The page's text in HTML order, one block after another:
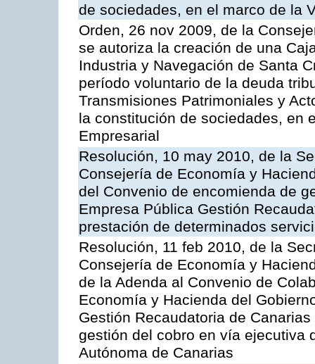
de sociedades, en el marco de la
Orden, 26 nov 2009, de la
se autoriza la creación de una
Industria y Navegación de Santa
período voluntario de la deuda
Transmisiones Patrimoniales y
la constitución de sociedades, en
Empresarial
Resolución, 10 may 2010, de la
Consejería de Economía y
del Convenio de encomienda de
Empresa Pública Gestión
prestación de determinados
Resolución, 11 feb 2010, de la
Consejería de Economía y
de la Adenda al Convenio de
Economía y Hacienda del
Gestión Recaudatoria de
gestión del cobro en vía ejecutiva
Autónoma de Canarias